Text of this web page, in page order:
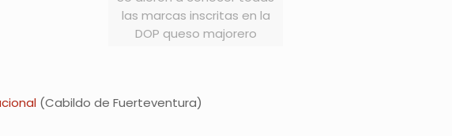
las marcas inscritas en la
DOP queso majorero
(Cabildo de Fuerteventura)